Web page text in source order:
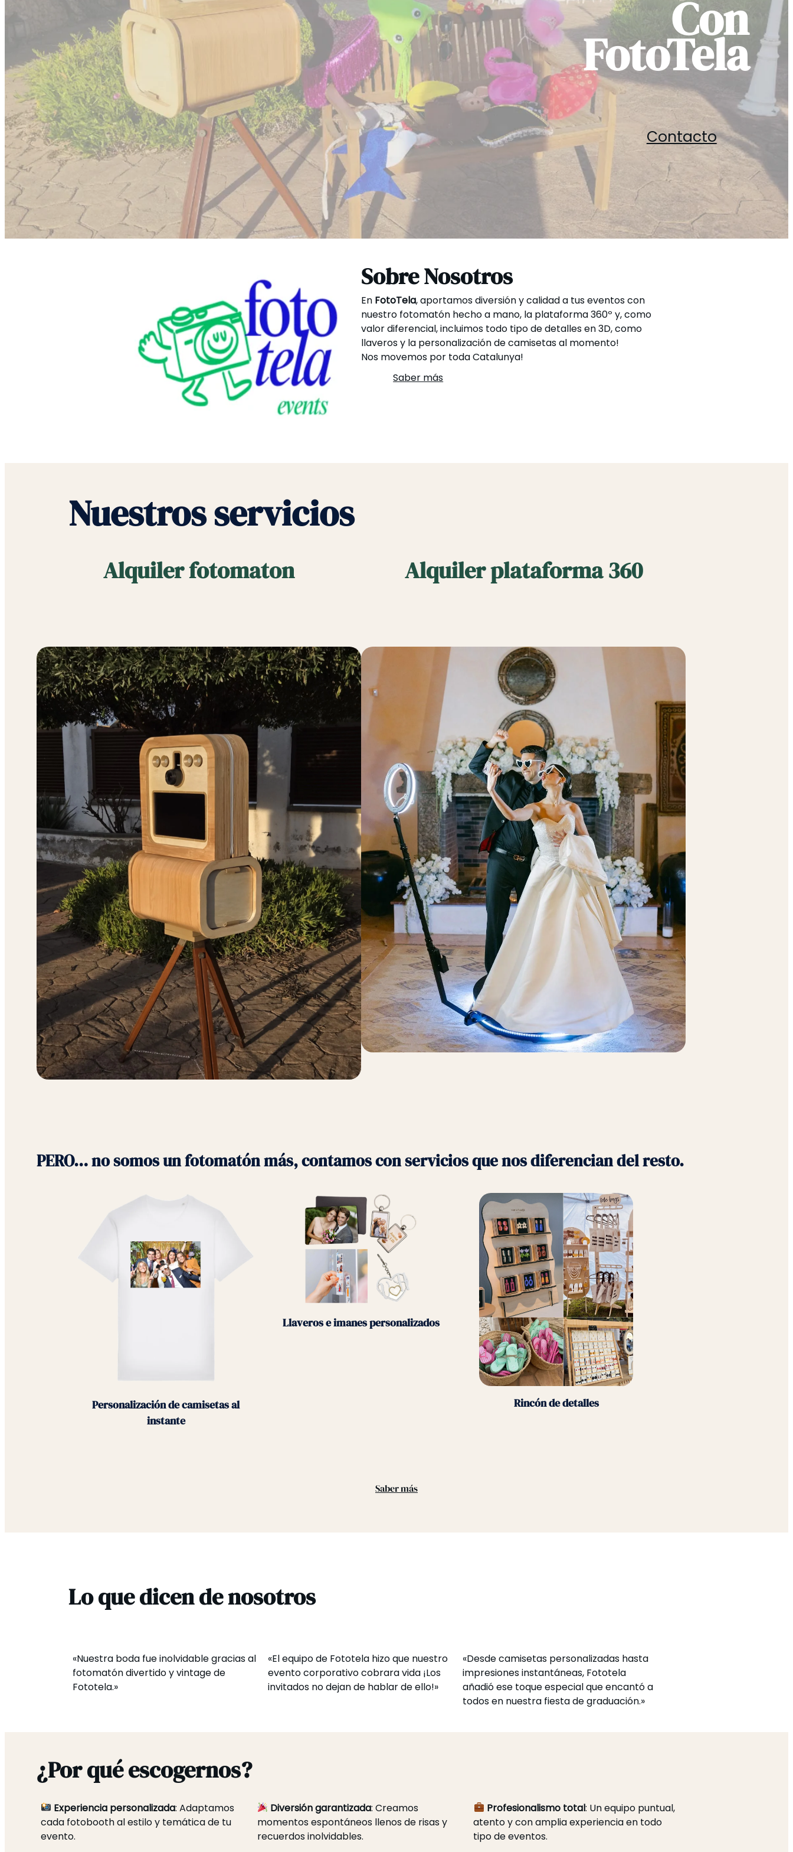
Con
FotoTela
Contacto
Sobre Nosotros
En FotoTela, aportamos diversión y calidad a tus eventos con
nuestro fotomatón hecho a mano, la plataforma 360º y, como
valor diferencial, incluimos todo tipo de detalles en 3D, como
llaveros y la personalización de camisetas al momento!
Nos movemos por toda Catalunya!
Saber más
Nuestros servicios
Alquiler fotomaton Alquiler plataforma 360
PERO… no somos un fotomatón más, contamos con serviciosque nos diferencian del resto.
Personalización de camisetas al
instante
Llaveros e imanes personalizados
Rincón de detalles
Saber más
Lo que dicen de nosotros
«Nuestra boda fue inolvidable gracias al
fotomatón divertido y vintage de
Fototela.»
«El equipo de Fototela hizo que nuestro
evento corporativo cobrara vida ¡Los
invitados no dejan de hablar de ello!»
«Desde camisetas personalizadas hasta
impresiones instantáneas, Fototela
añadió ese toque especial que encantó a
todos en nuestra fiesta de graduación.»
¿Por qué escogernos?
Experiencia personalizada: Adaptamos
cada fotobooth al estilo y temática de tu
evento.
Diversión garantizada: Creamos
momentos espontáneos llenos de risas y
recuerdos inolvidables.
Profesionalismo total: Un equipo puntual,
atento y con amplia experiencia en todo
tipo de eventos.